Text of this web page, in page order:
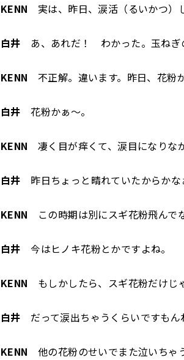
KENN 実は、昨日、涙活（るいかつ）
白井 あ、あれだ！ わかった。玉ねぎ
KENN 不正解。違います。昨日、花粉
白井 花粉かぁ～。
KENN 凄く目が痒くて、涙目になりな
白井 昨日ちょっと晴れていたからか
KENN この時期は別にスギ花粉飛んで
白井 今はヒノキ花粉とかですよね。
KENN もしかしたら、スギ花粉だけじ
白井 だって涙出ちゃうくらいですもん
KENN 他の花粉のせいでまた泣いちゃ